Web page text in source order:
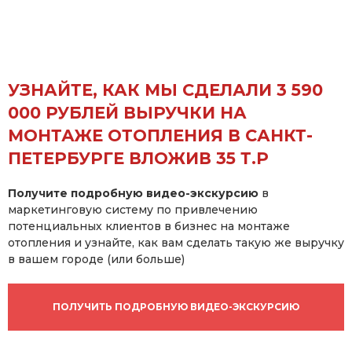
УЗНАЙТЕ, КАК МЫ СДЕЛАЛИ 3 590
000 РУБЛЕЙ ВЫРУЧКИ НА
МОНТАЖЕ ОТОПЛЕНИЯ В САНКТ-
ПЕТЕРБУРГЕ ВЛОЖИВ 35 Т.Р
Получите подробную видео-экскурсию в
маркетинговую систему по привлечению
потенциальных клиентов в бизнес на монтаже
отопления и узнайте, как вам сделать такую же выручку
в вашем городе (или больше)
ПОЛУЧИТЬ ПОДРОБНУЮ ВИДЕО-ЭКСКУРСИЮ